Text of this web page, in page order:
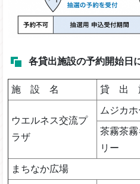
各貸出施設の予約開始日
施 設 名 貸 出
ウエルネス交流プ
ラザ
ムジカ
茶霧茶霧
リー
まちなか広場